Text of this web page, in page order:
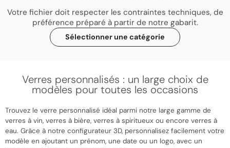
Votre fichier doit respecter les contraintes techniques, de
préférence préparé à partir de notre gabarit.
Sélectionner une catégorie
Verres personnalisés : un large choix de
modèles pour toutes les occasions
Trouvez le verre personnalisé idéal parmi notre large gamme de
verres à vin, verres à bière, verres à spiritueux ou encore verres à
eau. Grâce à notre configurateur 3D, personnalisez facilement votre
modèle en ajoutant un prénom, une date ou un logo, avec un